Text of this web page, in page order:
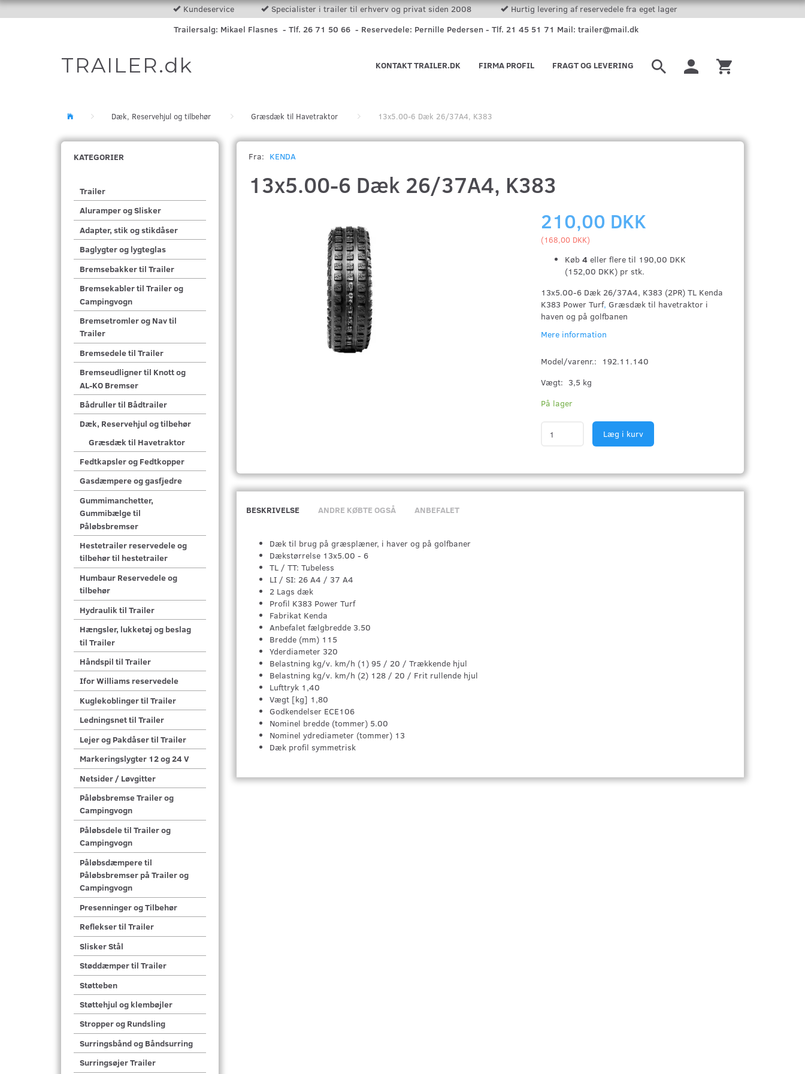
Kundeservice Specialister i trailer til erhverv og privat siden 2008
Hurtig levering af reservedele fra eget lager
Trailersalg: Mikael Flasnes - Tlf. 26 71 50 66 - Reservedele: Pernille Pedersen - Tlf. 21 45 51 71 Mail: trailer@mail.dk
TRAILER.dk FRAGT OG LEVERING
FIRMA PROFIL
KONTAKT TRAILER.DK
Dæk, Reservehjul og tilbehør Græsdæk til Havetraktor 13x5.00-6 Dæk 26/37A4, K383
KATEGORIER
Trailer
Aluramper og Slisker
Adapter, stik og stikdåser
Baglygter og lygteglas
Bremsebakker til Trailer
Bremsekabler til Trailer og
Campingvogn
Bremsetromler og Nav til
Trailer
Bremsedele til Trailer
Bremseudligner til Knott og
AL-KO Bremser
Bådruller til Bådtrailer
Dæk, Reservehjul og tilbehør
Græsdæk til Havetraktor
Fedtkapsler og Fedtkopper
Gasdæmpere og gasfjedre
Gummimanchetter,
Gummibælge til
Påløbsbremser
Hestetrailer reservedele og
tilbehør til hestetrailer
Humbaur Reservedele og
tilbehør
Hydraulik til Trailer
Hængsler, lukketøj og beslag
til Trailer
Håndspil til Trailer
Ifor Williams reservedele
Kuglekoblinger til Trailer
Ledningsnet til Trailer
Lejer og Pakdåser til Trailer
Markeringslygter 12 og 24 V
Netsider / Løvgitter
Påløbsbremse Trailer og
Campingvogn
Påløbsdele til Trailer og
Campingvogn
Påløbsdæmpere til
Påløbsbremser på Trailer og
Campingvogn
Presenninger og Tilbehør
Reflekser til Trailer
Slisker Stål
Støddæmper til Trailer
Støtteben
Støttehjul og klembøjler
Stropper og Rundsling
Surringsbånd og Båndsurring
Surringsøjer Trailer
Fra: KENDA
13x5.00-6 Dæk 26/37A4, K383
210,00 DKK
(168,00 DKK)
Køb4 eller flere til 190,00 DKK
(152,00 DKK) pr stk.
13x5.00-6 Dæk 26/37A4, K383 (2PR) TL Kenda
K383 Power Turf, Græsdæk til havetraktor i
haven og på golfbanen
Mere information
Model/varenr.:
192.11.140
Vægt: 3,5 kg
På lager
Læg i kurv
BESKRIVELSE ANDRE KØBTE OGSÅ ANBEFALET
Dæk til brug på græsplæner, i haver og på golfbaner
Dækstørrelse 13x5.00 - 6
TL / TT: Tubeless
LI / SI: 26 A4 / 37 A4
2 Lags dæk
Profil K383 Power Turf
Fabrikat Kenda
Anbefalet fælgbredde 3.50
Bredde (mm) 115
Yderdiameter 320
Belastning kg/v. km/h (1) 95 / 20 / Trækkende hjul
Belastning kg/v. km/h (2) 128 / 20 / Frit rullende hjul
Lufttryk 1,40
Vægt [kg] 1,80
Godkendelser ECE106
Nominel bredde (tommer) 5.00
Nominel ydrediameter (tommer) 13
Dæk profil symmetrisk